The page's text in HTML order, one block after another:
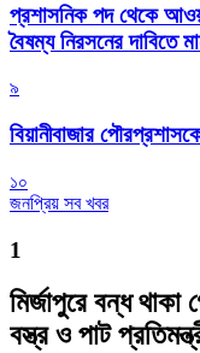
প্রশাসনিক পদ থেকে
বৈষম্য নিরসনের দাবিতে
৯
বিয়ানীবাজার
১০
জনপ্রিয় সব খবর
1
মির্জাপুরে বন্ধ
বস্ত্র ও পাট